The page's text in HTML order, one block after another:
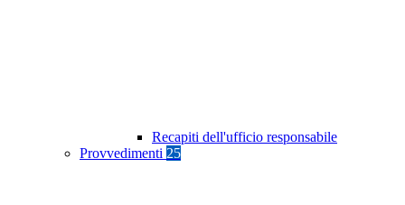
Recapiti dell'ufficio responsabile
Provvedimenti 25